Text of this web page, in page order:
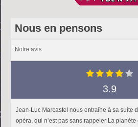
Nous en pensons
Notre avis
3.9
Jean-Luc Marcastel nous entraîne à sa suite
opéra, qui n’est pas sans rappeler La planète